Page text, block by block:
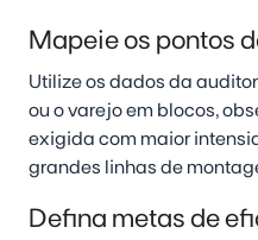
Mapeie os pontos
Utilize os dados da
ou o varejo em blocos,
exigida com maior
grandes linhas de
Defina metas de